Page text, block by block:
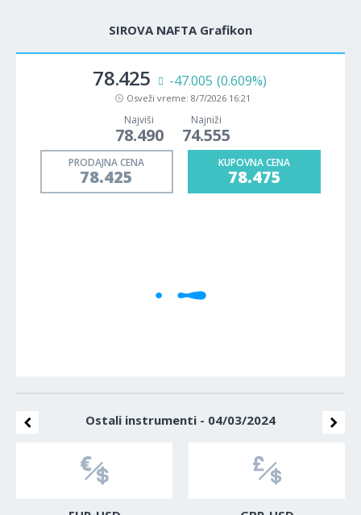
SIROVA NAFTA Grafikon
78.425 -47.005 (0.609%)
Osveži vreme: 8/7/2026 16:21
Najviši
78.490
Najniži
74.555
PRODAJNA CENA
78.425
KUPOVNA CENA
78.475
Ostali instrumenti - 04/03/2024